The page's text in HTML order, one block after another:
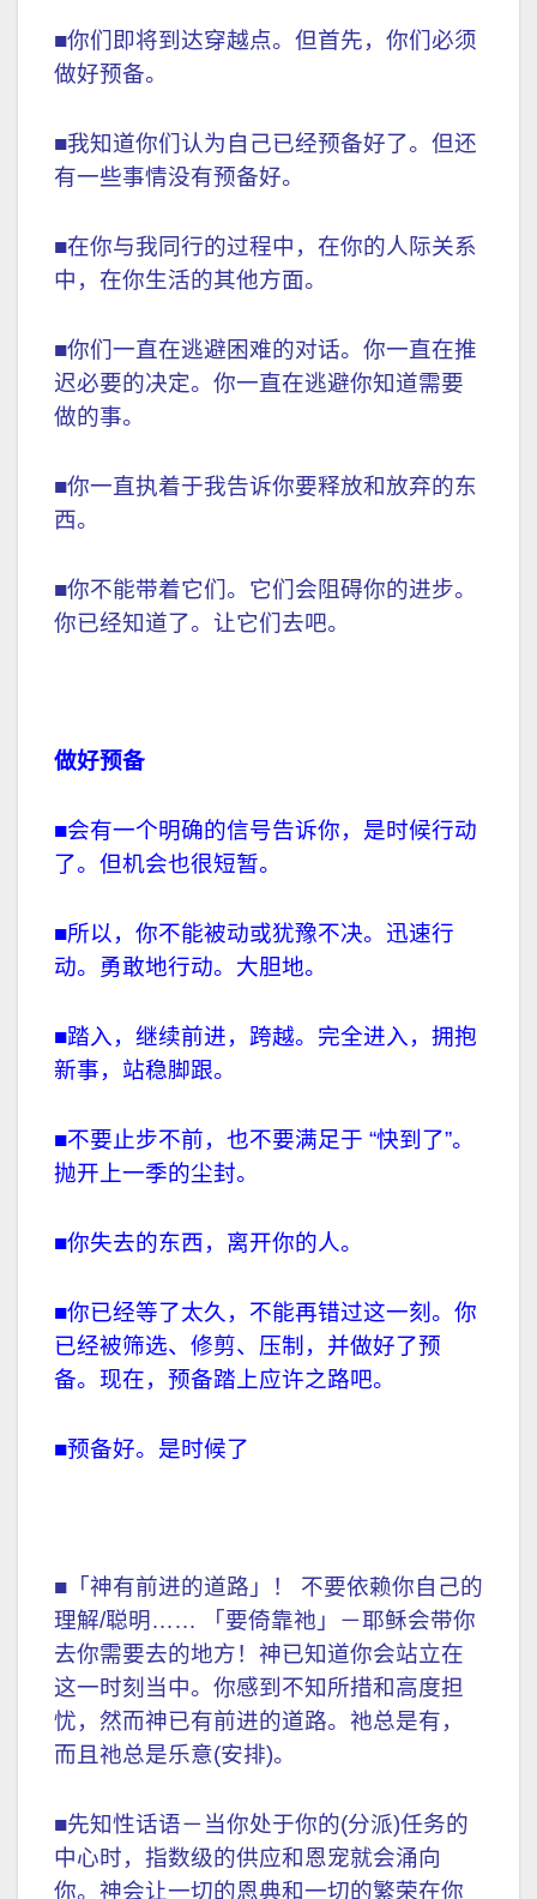
■你们即将到达穿越点。但首先，你们必须
做好预备。
■我知道你们认为自己已经预备好了。但还
有一些事情没有预备好。
■在你与我同行的过程中，在你的人际关系
中，在你生活的其他方面。
■你们一直在逃避困难的对话。你一直在推
迟必要的决定。你一直在逃避你知道需要
做的事。
■你一直执着于我告诉你要释放和放弃的东
西。
■你不能带着它们。它们会阻碍你的进步。
你已经知道了。让它们去吧。
做好预备
■会有一个明确的信号告诉你，是时候行动
了。但机会也很短暂。
■所以，你不能被动或犹豫不决。迅速行
动。勇敢地行动。大胆地。
■踏入，继续前进，跨越。完全进入，拥抱
新事，站稳脚跟。
■不要止步不前，也不要满足于 “快到了”。
抛开上一季的尘封。
■你失去的东西，离开你的人。
■你已经等了太久，不能再错过这一刻。你
已经被筛选、修剪、压制，并做好了预
备。现在，预备踏上应许之路吧。
■预备好。是时候了
■「神有前进的道路」！ 不要依赖你自己的
理解/聪明…… 「要倚靠祂」－耶稣会带你
去你需要去的地方！神已知道你会站立在
这一时刻当中。你感到不知所措和高度担
忧，然而神已有前进的道路。祂总是有，
而且祂总是乐意(安排)。
■先知性话语－当你处于你的(分派)任务的
中心时，指数级的供应和恩宠就会涌向
你。神会让一切的恩典和一切的繁荣在你